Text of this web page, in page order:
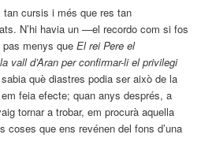
tan cursis i més que res tan
N’hi havia un —el recordo com si fos
pas menys queEl rei Pere el
vall d’Aran per confirmar-li el privilegi
què diastres podia ser això de la
feia efecte; quan anys després, a
tornar a trobar, em procurà aquella
coses que ens revénen del fons d’una